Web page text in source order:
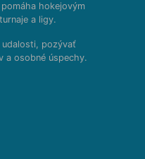
hokejovým
a ligy.
pozývať
a osobné úspechy.